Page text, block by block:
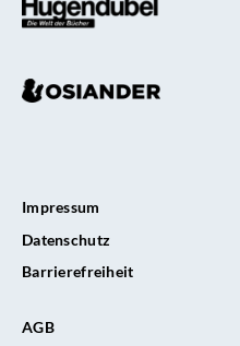
Impressum
Datenschutz
Barrierefreiheit
AGB